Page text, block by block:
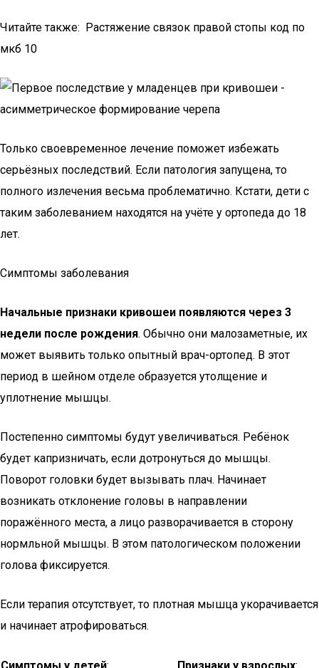
Читайте также: Растяжение связок правой стопы код по
мкб 10
Только своевременное лечение поможет избежать
серьёзных последствий. Если патология запущена, то
полного излечения весьма проблематично. Кстати, дети с
таким заболеванием находятся на учёте у ортопеда до 18
лет.
Симптомы заболевания
Начальные признаки кривошеи появляются через 3
недели после рождения. Обычно они малозаметные, их
может выявить только опытный врач-ортопед. В этот
период в шейном отделе образуется утолщение и
уплотнение мышцы.
Постепенно симптомы будут увеличиваться. Ребёнок
будет капризничать, если дотронуться до мышцы.
Поворот головки будет вызывать плач. Начинает
возникать отклонение головы в направлении
поражённого места, а лицо разворачивается в сторону
нормльной мышцы. В этом патологическом положении
голова фиксируется.
Если терапия отсутствует, то плотная мышца укорачивается
и начинает атрофироваться.